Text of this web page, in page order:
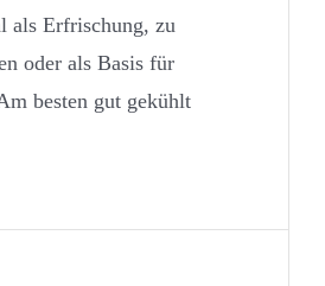
als Erfrischung, zu
oder als Basis für
besten gut gekühlt